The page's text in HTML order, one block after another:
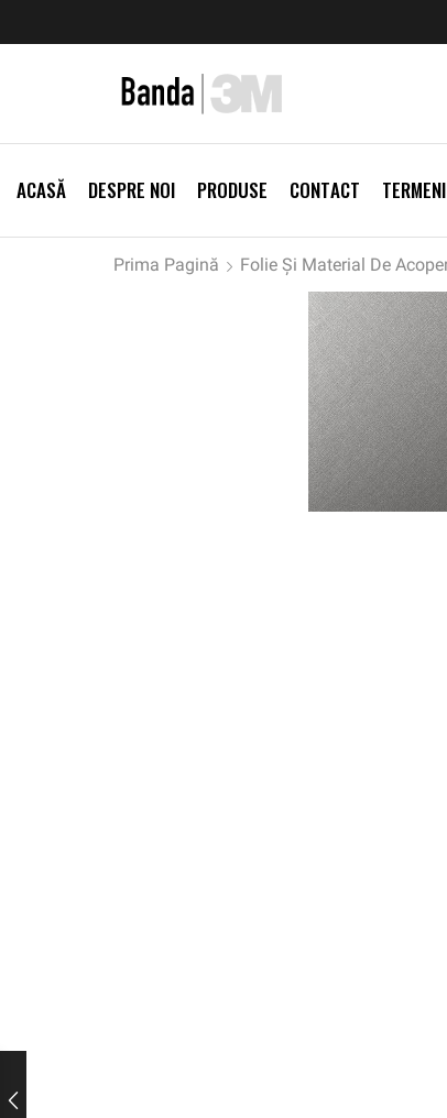
ACASĂ DESPRE NOI PRODUSE CONTACT
Prima Pagină Folie Și Material De